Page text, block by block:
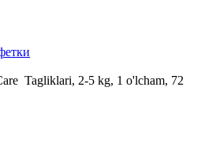
Tagliklari, 2-5 kg, 1 o'lcham, 72